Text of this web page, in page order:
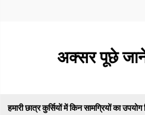
अक्सर पूछे
हमारी छात्र कुर्सियों में किन सामग्रियों का उपयोग